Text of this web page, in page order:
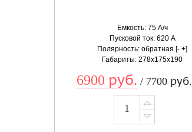
Емкость: 75 А/ч
Пусковой ток: 620 А
Полярность: обратная [- +]
Габариты: 278x175x190
6900 руб. / 7700 руб.